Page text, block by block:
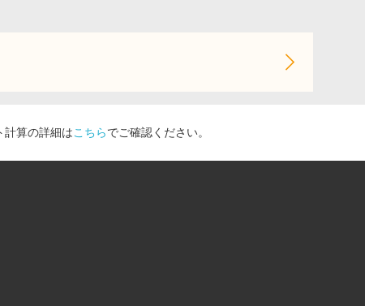
計算の詳細はこちらでご確認ください。